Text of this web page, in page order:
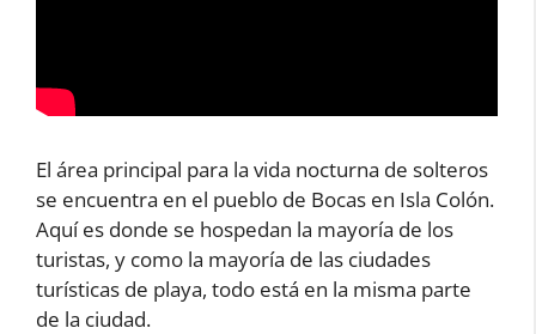
El área principal para la vida nocturna de solteros
se encuentra en el pueblo de Bocas en Isla Colón.
Aquí es donde se hospedan la mayoría de los
turistas, y como la mayoría de las ciudades
turísticas de playa, todo está en la misma parte
de la ciudad.